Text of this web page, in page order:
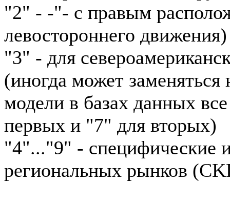
"2" - -"- с правым
левостороннего движения)
"3" - для
(иногда может
модели в базах данных
первых и "7" для вторых)
"4"..."9" - специфические
региональных рынков